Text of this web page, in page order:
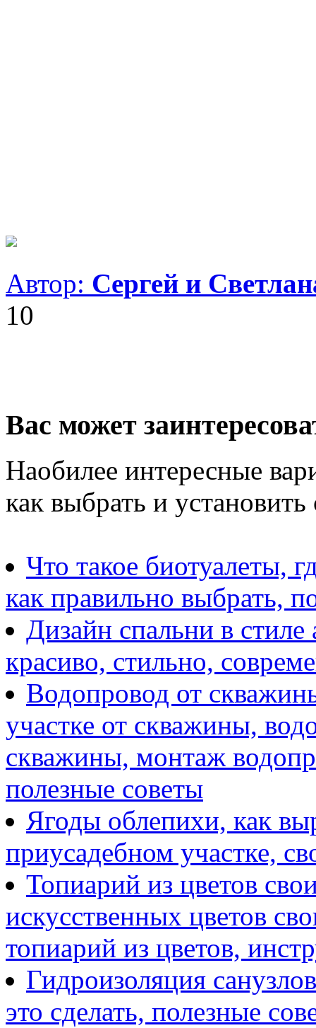
Автор: Сергей и
10
Вас может
Наобилее интересные
как выбрать и
Что такое биотуалеты,
как правильно выбрать,
Дизайн спальни в
красиво, стильно,
Водопровод от
участке от скважины,
скважины, монтаж
полезные советы
Ягоды облепихи, как
приусадебном участке,
Топиарий из цветов
искусственных цветов
топиарий из цветов,
Гидроизоляция
это сделать, полезные